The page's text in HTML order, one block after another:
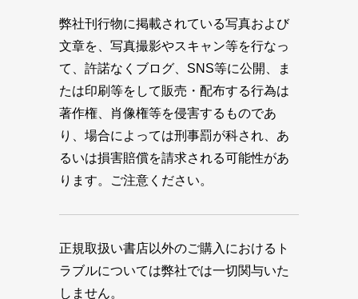
弊社刊行物に掲載されている写真および
文章を、写真撮影やスキャン等を行なっ
て、許諾なくブログ、SNS等に公開、ま
たは印刷等をして販売・配布する行為は
著作権、肖像権等を侵害するものであ
り、場合によっては刑事罰が科され、あ
るいは損害賠償を請求される可能性があ
ります。ご注意ください。
正規取扱い書店以外のご購入におけるト
ラブルについては弊社では一切関与いた
しません。